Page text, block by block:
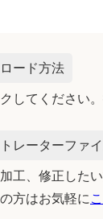
ード方法
してください
レーターファ
工、修正した
方はお気軽に